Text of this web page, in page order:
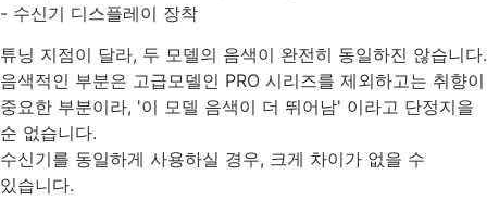
- 수신기 디스플레이 장착
튜닝 지점이 달라, 두 모델의 음색이 완전히 동일하진 않습니다.
음색적인 부분은 고급모델인 PRO 시리즈를 제외하고는 취향이
중요한 부분이라, '이 모델 음색이 더 뛰어남' 이라고 단정지을
순 없습니다.
수신기를 동일하게 사용하실 경우, 크게 차이가 없을 수
있습니다.